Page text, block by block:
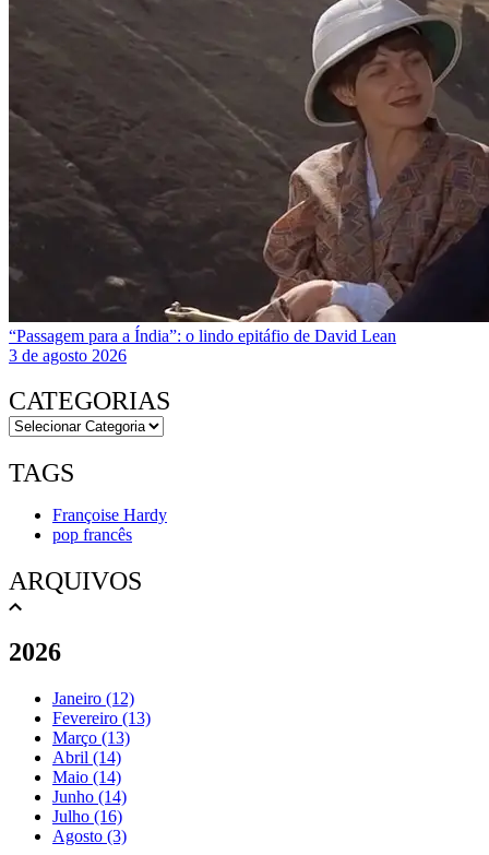
“Passagem para a Índia”: o lindo epitáfio de David Lean
3 de agosto 2026
CATEGORIAS
TAGS
Françoise Hardy
pop francês
ARQUIVOS
2026
Janeiro (12)
Fevereiro (13)
Março (13)
Abril (14)
Maio (14)
Junho (14)
Julho (16)
Agosto (3)